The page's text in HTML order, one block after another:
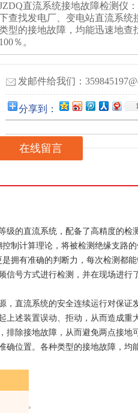
直流系统接地故障检测仪
查找发电厂、变电站直流系统
型的接地故障，均能迅速地查
100％。
发邮件给我们：
分享到： 1
在线留言
的直流系统，配备了高精度的检
制计算理论，将被检测绝缘支路
拥有准确的判断力，每次检测都能
号方式进行检测，并在现场进行
直流系统的安全连续运行对保证
述装置误动、拒动，从而造成重
除接地故障，从而避免两点接地
位置。各种类型的接地故障，均
操作。